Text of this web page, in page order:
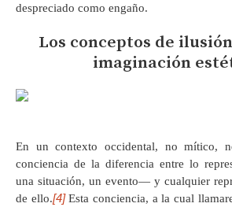
despreciado como engaño.
Los conceptos de
imaginación
En un contexto occidental, no mítico,
conciencia de la diferencia entre lo
una situación, un evento— y cualquier
de ello.[4]Esta conciencia, a la cual